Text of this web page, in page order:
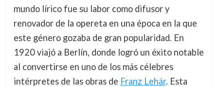
mundo lírico fue su labor como difusor y
renovador de la opereta en una época en la que
este género gozaba de gran popularidad. En
1920 viajó a Berlín, donde logró un éxito notable
al convertirse en uno de los más célebres
intérpretes de las obras de Franz Lehár. Esta